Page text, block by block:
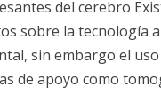
Gallardodel cerebro
sobre la tecnología
sin embargo el uso
de apoyo como